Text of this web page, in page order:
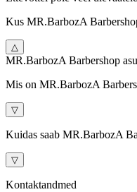
Kus MR.BarbozA
△
MR.BarbozA Barbershop
Mis on MR.BarbozA
▽
Kuidas saab MR.BarbozA
▽
Kontaktandmed